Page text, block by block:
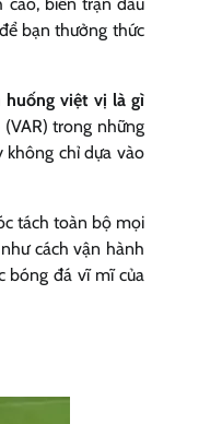
bạn thưởng thức
huống việt vị là gì
trong những
không chỉ dựa vào
tách toàn bộ mọi
cách vận hành
bóng đá vĩ mĩ của